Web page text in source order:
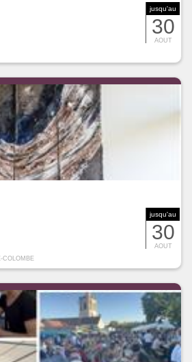
jusqu'au
30
AOUT
jusqu'au
30
AOUT
COLOMBE